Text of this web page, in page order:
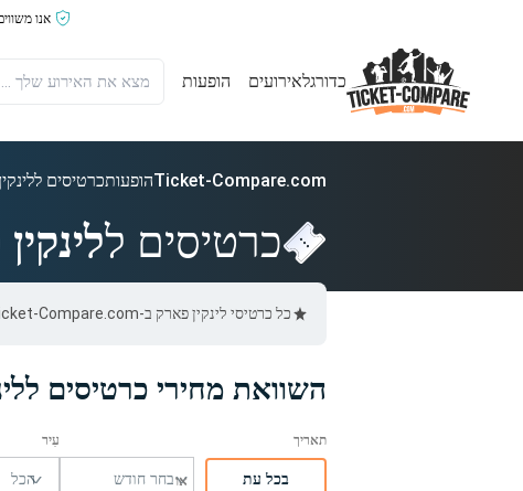
אנו
כדורגלאירועים הופעות
Ticket-Compare.comהופעותכרטיסים
כרטיסים ל
כל כרטיסי לינקין פארק ב-Ticket-Compare.com הם אותנטיים, ממוכרים מאומתים מראש שמספקים אחריות של 100%.
השוואת מחירי כרטיסים
בכל עת